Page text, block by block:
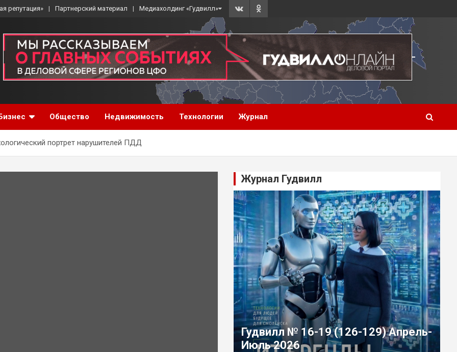
репутация» Партнерский материал Медиахолдинг «Гудвилл»
Общество Недвижимость Технологии Журнал
портрет нарушителей ПДД
Журнал Гудвилл
Гудвилл № 16-19 (126-129) Апрель-
Июль 2026